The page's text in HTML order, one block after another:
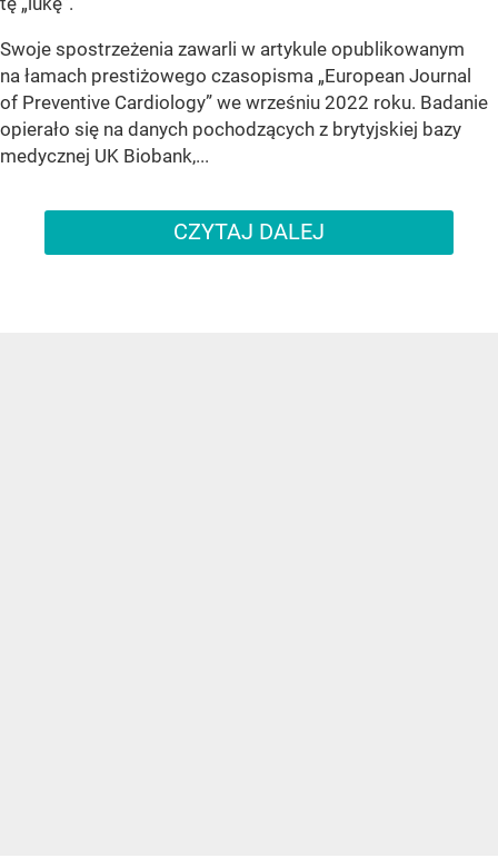
Swoje spostrzeżenia zawarli w artykule opublikowanym
na łamach prestiżowego czasopisma „European Journal
of Preventive Cardiology” we wrześniu 2022 roku. Badanie
opierało się na danych pochodzących z brytyjskiej bazy
medycznej UK Biobank,...
CZYTAJ DALEJ